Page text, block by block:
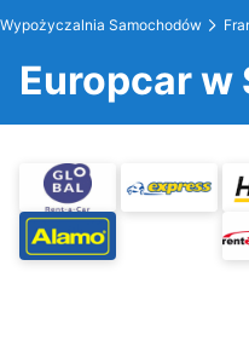
Wypożyczalnia Samochodów
Europcar w